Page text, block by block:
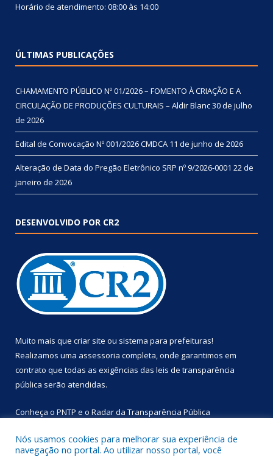
Horário de atendimento: 08:00 às 14:00
ÚLTIMAS PUBLICAÇÕES
CHAMAMENTO PÚBLICO Nº 01/2026 – FOMENTO À CRIAÇÃO E A
CIRCULAÇÃO DE PRODUÇÕES CULTURAIS – Aldir Blanc30 de julho
de 2026
Edital de Convocação Nº 001/2026 CMDCA 11 de junho de 2026
Alteração de Data do Pregão Eletrônico SRP nº 9/2026-0001 22 de
janeiro de 2026
DESENVOLVIDO POR CR2
Muito mais que criar site ou sistema para prefeituras!
Realizamos uma assessoria completa, onde garantimos em
contrato que todas as exigências das leis de transparência
pública serão atendidas.
Conheça o PNTP e o Radar da Transparência Pública
Nós usamos cookies para melhorar sua experiência de
navegação no portal. Ao utilizar nosso portal, você